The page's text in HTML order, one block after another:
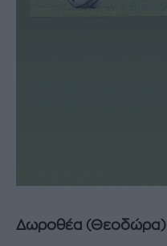
Δωροθέα (Θεοδώρα)